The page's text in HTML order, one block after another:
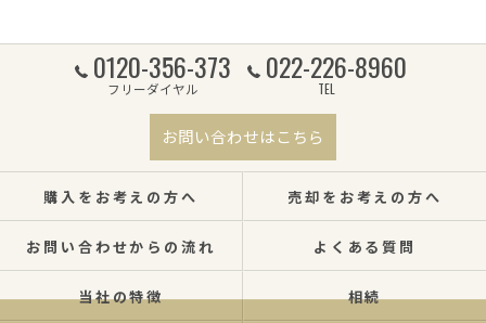
0120-356-373
フリーダイヤル
022-226-8960
TEL
お問い合わせはこちら
購入をお考えの方へ 売却をお考えの方へ
お問い合わせからの流れ よくある質問
当社の特徴 相続